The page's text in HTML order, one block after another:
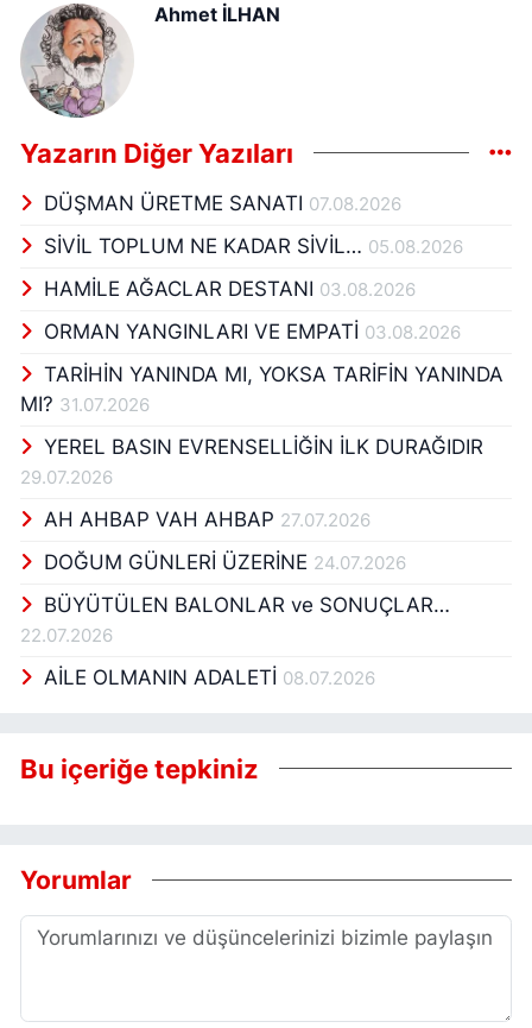
Ahmet İLHAN
Yazarın Diğer Yazıları
DÜŞMAN ÜRETME SANATI 07.08.2026
SİVİL TOPLUM NE KADAR SİVİL… 05.08.2026
HAMİLE AĞACLAR DESTANI 03.08.2026
ORMAN YANGINLARI VE EMPATİ 03.08.2026
TARİHİN YANINDA MI, YOKSA TARİFİN YANINDA
MI? 31.07.2026
YEREL BASIN EVRENSELLİĞİN İLK DURAĞIDIR
29.07.2026
AH AHBAP VAH AHBAP 27.07.2026
DOĞUM GÜNLERİ ÜZERİNE 24.07.2026
BÜYÜTÜLEN BALONLAR ve SONUÇLAR…
22.07.2026
AİLE OLMANIN ADALETİ 08.07.2026
Bu içeriğe tepkiniz
Yorumlar